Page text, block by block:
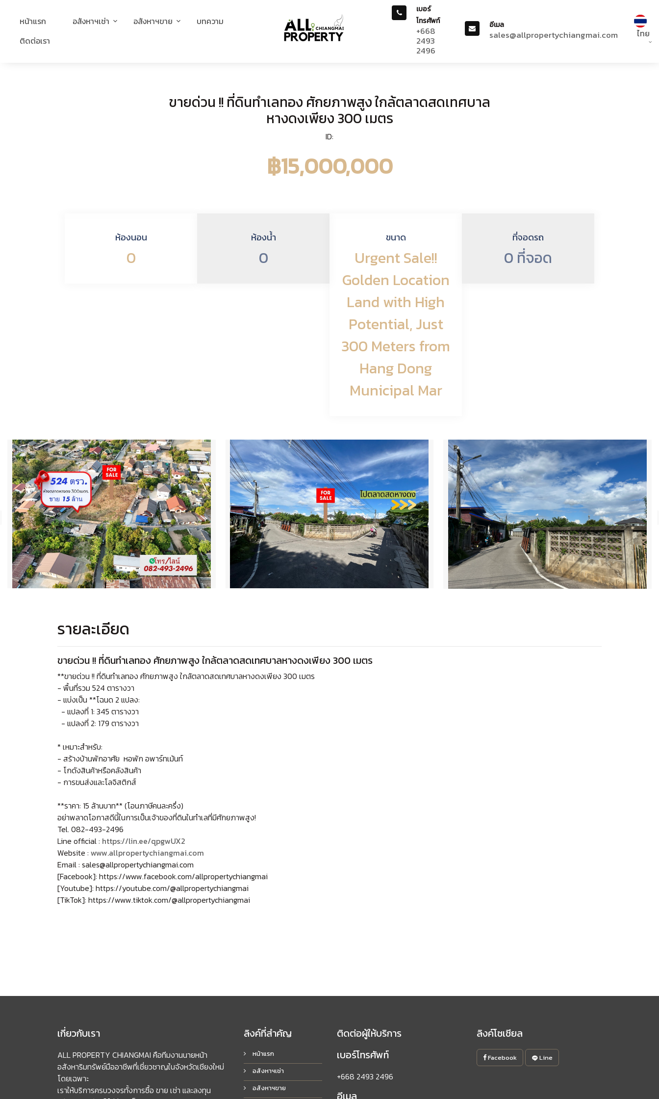
หน้าแรก อสังหาฯเช่า อสังหาฯขาย
บทความ
ติดต่อเรา
เบอร์
โทรศัพท์
+668
2493
2496
อีเมล
sales@allpropertychiangmai.com ไทย
ขายด่วน !! ที่ดินทำเลทอง ศักยภาพสูง ใกล้ตลาดสดเทศบาล
หางดงเพียง 300 เมตร
ID:
฿15,000,000
ห้องนอน
0
ห้องน้ำ
0
ขนาด
Urgent Sale!!
Golden Location
Land with High
Potential, Just
300 Meters from
Hang Dong
Municipal Mar
ที่จอดรถ
0 ที่จอด
รายละเอียด
ขายด่วน !! ที่ดินทำเลทอง ศักยภาพสูง ใกล้ตลาดสดเทศบาลหางดงเพียง 300 เมตร
**ขายด่วน !! ที่ดินทำเลทอง ศักยภาพสูง ใกล้ตลาดสดเทศบาลหางดงเพียง 300 เมตร
- พื้นที่รวม 524 ตารางวา
- แบ่งเป็น **โฉนด 2 แปลง:
- แปลงที่ 1: 345 ตารางวา
- แปลงที่ 2: 179 ตารางวา
* เหมาะสำหรับ:
- สร้างบ้านพักอาศัย หอพัก อพาร์ทเม้นท์
- โกดังสินค้าหรือคลังสินค้า
- การขนส่งและโลจิสติกส์
**ราคา: 15 ล้านบาท** (โอนภาษีคนละครึ่ง)
อย่าพลาดโอกาสดีนี้ในการเป็นเจ้าของที่ดินในทำเลที่มีศักยภาพสูง!
Tel. 082-493-2496
Line official : https://lin.ee/qpgwUX2
Website : www.allpropertychiangmai.com
Email : sales@allpropertychiangmai.com
[Facebook]: https://www.facebook.com/allpropertychiangmai
[Youtube]: https://youtube.com/@allpropertychiangmai
[TikTok]: https://www.tiktok.com/@allpropertychiangmai
เกี่ยวกับเรา
ALL PROPERTY CHIANGMAI คือทีมงานนายหน้า
อสังหาริมทรัพย์มืออาชีพที่เชี่ยวชาญในจังหวัดเชียงใหม่
โดยเฉพาะ
เราให้บริการครบวงจรทั้งการซื้อ ขาย เช่า และลงทุน
ลิงค์ที่สำคัญ
หน้าแรก
อสังหาฯเช่า
อสังหาฯขาย
ติดต่อผู้ให้บริการ
เบอร์โทรศัพท์
+668 2493 2496
อีเมล
ลิงค์โซเชียล
Facebook Line